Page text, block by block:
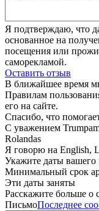
Я подтверждаю, что
основанное на
посещения или
саморекламой.
Оставить отзыв
В ближайшее время
Правилам
его на сайте.
Спасибо, что
С уважением
Rolandas
Я говорю на English,
Укажите даты вашего
Минимальный срок
Эти даты заняты
Расскажите больше о
ПисьмоПоследнее